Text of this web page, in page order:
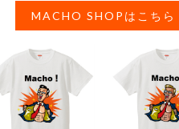
MACHO SHOPはこちら